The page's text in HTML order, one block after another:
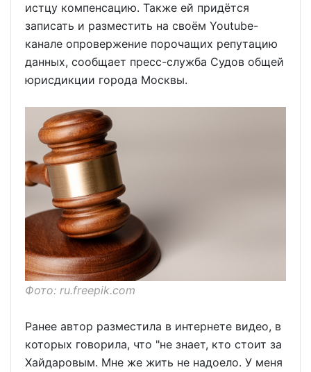
истцу компенсацию. Также ей придётся
записать и разместить на своём Youtube-
канале опровержение порочащих репутацию
данных, сообщает пресс-служба Судов общей
юрисдикции города Москвы.
Фото: ru.freepik.com
Ранее автор разместила в интернете видео, в
которых говорила, что "не знает, кто стоит за
Хайдаровым. Мне же жить не надоело. У меня